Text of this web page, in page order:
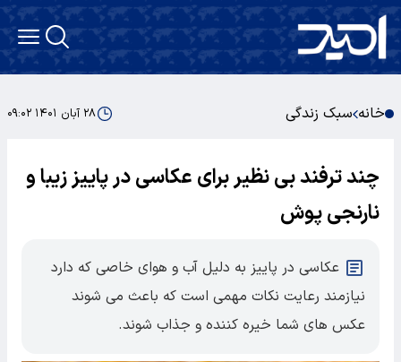
خانه سبک زندگی ۲۸ آبان ۱۴۰۱ ۰۹:۰۲
چند ترفند بی نظیر برای عکاسی در پاییز زیبا و
نارنجی پوش
عکاسی در پاییز به دلیل آب و هوای خاصی که دارد
نیازمند رعایت نکات مهمی است که باعث می شوند
عکس های شما خیره کننده و جذاب شوند.